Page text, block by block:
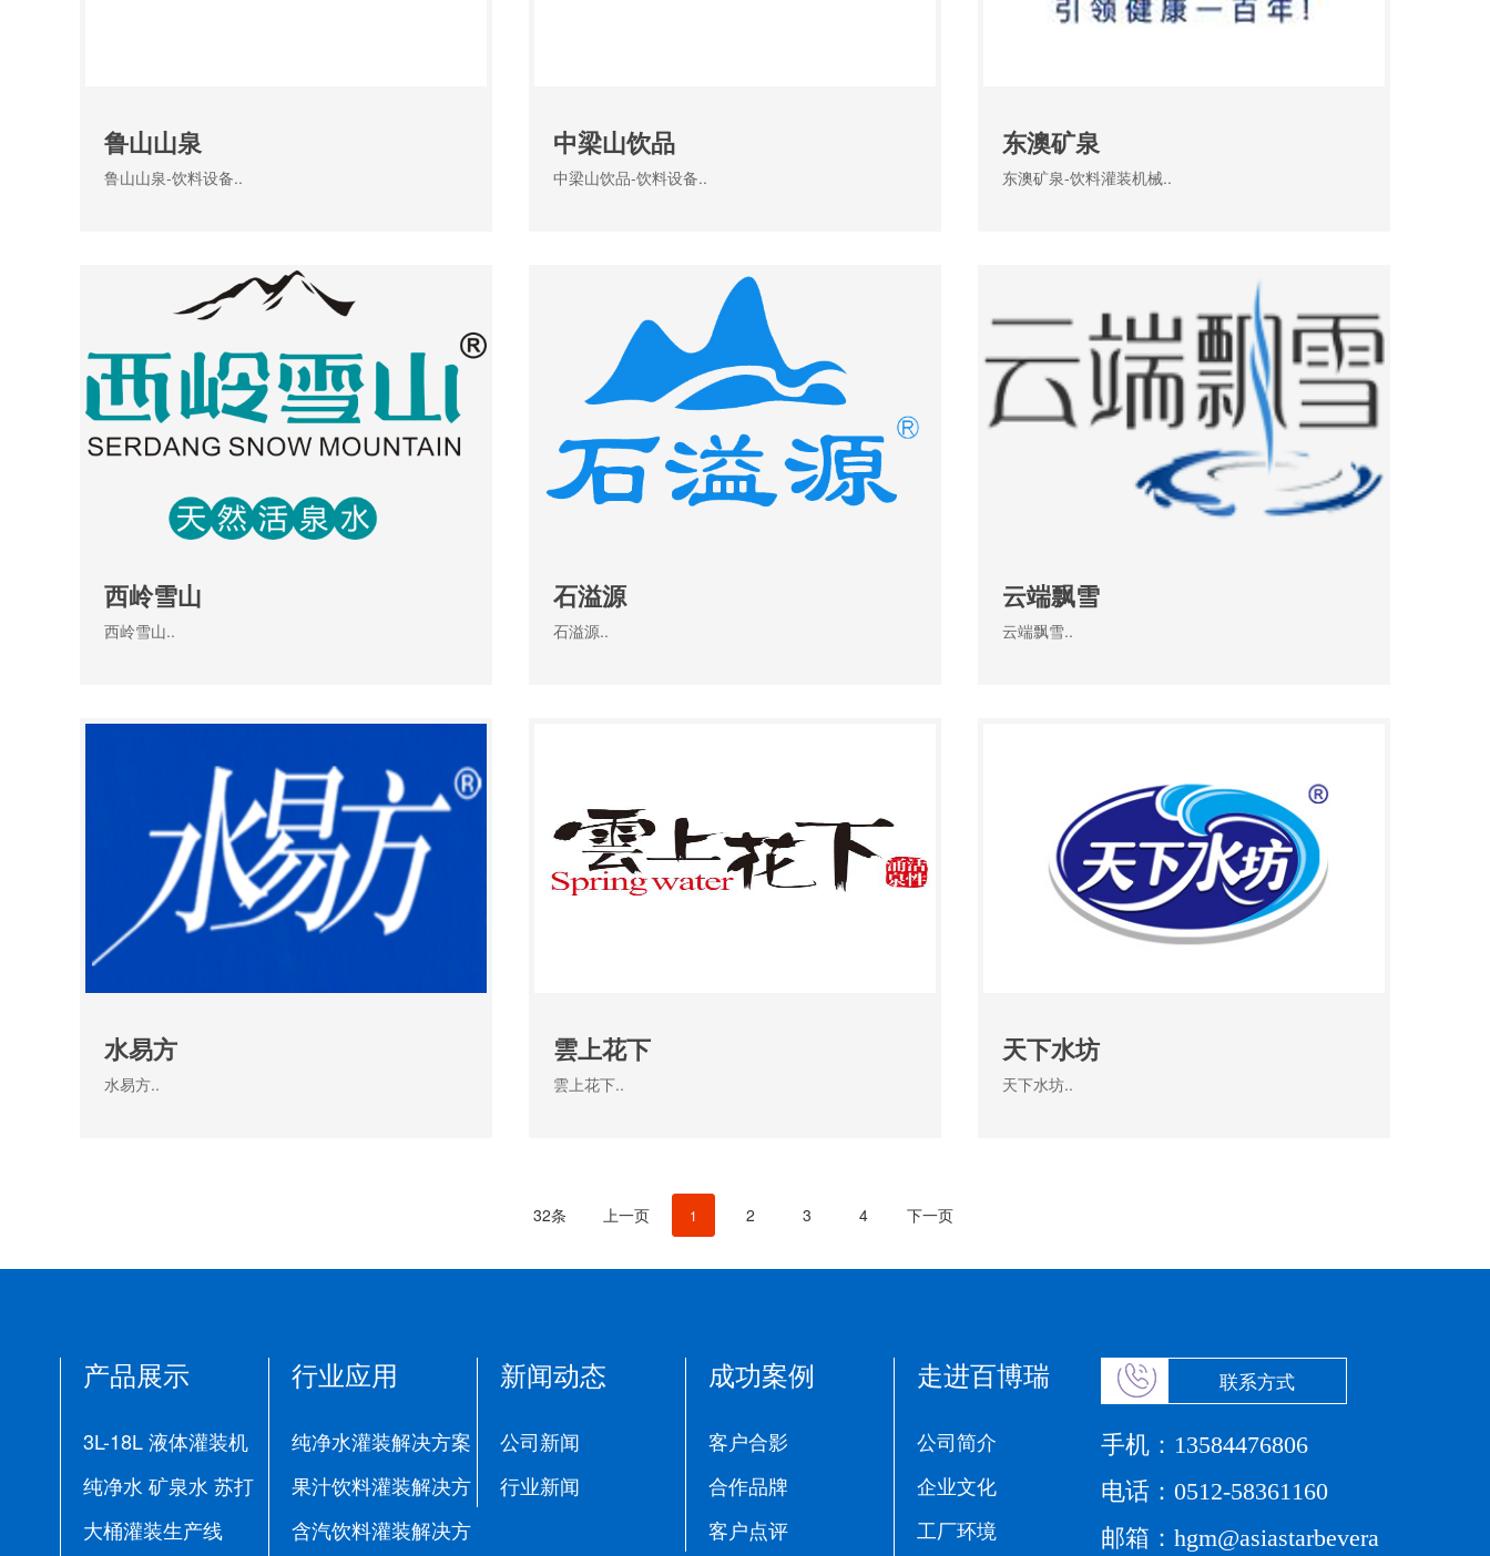
鲁山山泉
鲁山山泉-饮料设备..
中梁山饮品
中梁山饮品-饮料设备..
东澳矿泉
东澳矿泉-饮料灌装机械..
西岭雪山
西岭雪山..
石溢源
石溢源..
云端飘雪
云端飘雪..
水易方
水易方..
雲上花下
雲上花下..
天下水坊
天下水坊..
32条 上一页 1 2 3 4 下一页
产品展示
3L-18L 液体灌装机
纯净水 矿泉水 苏打
水生产线
大桶灌装生产线
行业应用
纯净水灌装解决方案
果汁饮料灌装解决方
案
含汽饮料灌装解决方
新闻动态
公司新闻
行业新闻
成功案例
客户合影
合作品牌
客户点评
走进百博瑞
公司简介
企业文化
工厂环境
联系方式
手机： 13584476806
电话：0512-58361160
邮箱：hgm@asiastarbevera